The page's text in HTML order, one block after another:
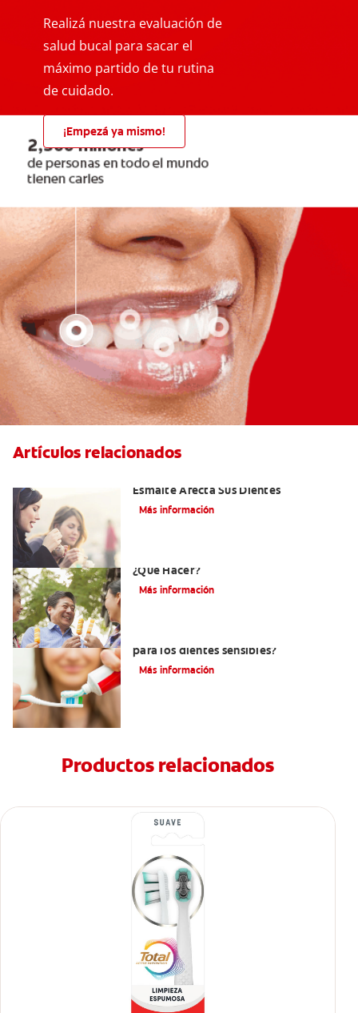
Realizá nuestra evaluación de
salud bucal para sacar el
máximo partido de tu rutina
de cuidado.
¡Empezá ya mismo!
Artículos relacionados
Esmalte Afecta Sus Dientes
Más información
¿Qué Hacer?
Más información
para los dientes sensibles?
Más información
Productos relacionados